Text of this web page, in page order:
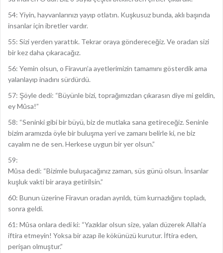
54: Yiyin, hayvanlarınızı yayıp otlatın. Kuşkusuz bunda, aklı başında
insanlar için ibretler vardır.
55: Sizi yerden yarattık. Tekrar oraya göndereceğiz. Ve oradan sizi
bir kez daha çıkaracağız.
56: Yemin olsun, o Firavun’a ayetlerimizin tamamını gösterdik ama
yalanlayıp inadını sürdürdü.
57: Şöyle dedi: “Büyünle bizi, toprağımızdan çıkarasın diye mi geldin,
ey Mûsa!”
58: “Seninki gibi bir büyü, biz de mutlaka sana getireceğiz. Seninle
bizim aramızda öyle bir buluşma yeri ve zamanı belirle ki, ne biz
cayalım ne de sen. Herkese uygun bir yer olsun.”
59:
Mûsa dedi: “Bizimle buluşacağınız zaman, süs günü olsun. İnsanlar
kuşluk vakti bir araya getirilsin.”
60: Bunun üzerine Firavun oradan ayrıldı, tüm kurnazlığını topladı,
sonra geldi.
61: Mûsa onlara dedi ki: “Yazıklar olsun size, yalan düzerek Allah’a
iftira etmeyin! Yoksa bir azap ile kökünüzü kurutur. İftira eden,
perişan olmuştur.”